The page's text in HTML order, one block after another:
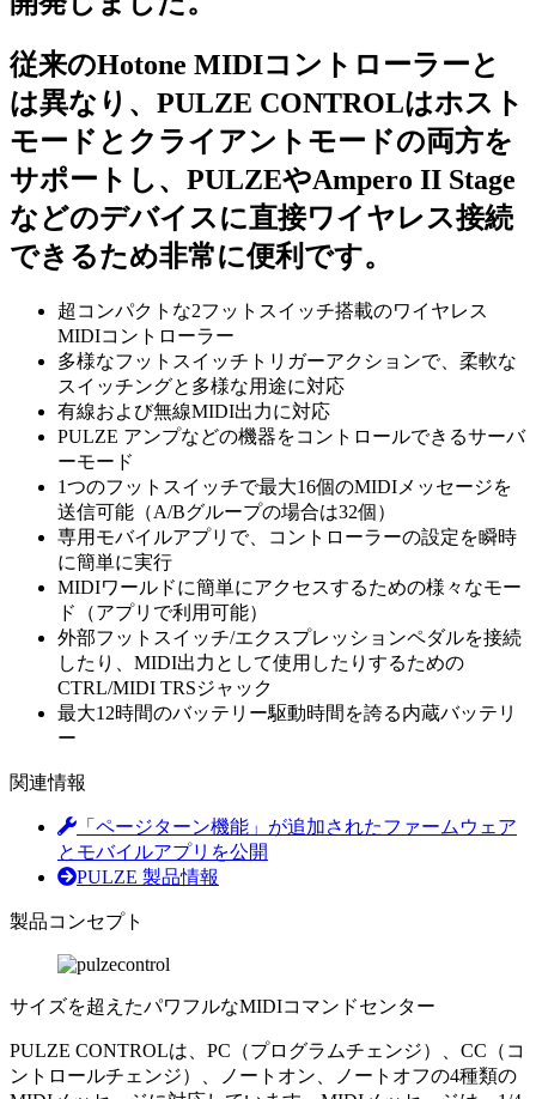
従来のHotone MIDIコントローラーと
は異なり、PULZE CONTROLはホスト
モードとクライアントモードの両方を
サポートし、PULZEやAmpero II Stage
などのデバイスに直接ワイヤレス接続
できるため非常に便利です。
超コンパクトな2フットスイッチ搭載のワイヤレス
MIDIコントローラー
多様なフットスイッチトリガーアクションで、柔軟な
スイッチングと多様な用途に対応
有線および無線MIDI出力に対応
PULZE アンプなどの機器をコントロールできるサーバ
ーモード
1つのフットスイッチで最大16個のMIDIメッセージを
送信可能（A/Bグループの場合は32個）
専用モバイルアプリで、コントローラーの設定を瞬時
に簡単に実行
MIDIワールドに簡単にアクセスするための様々なモー
ド（アプリで利用可能）
外部フットスイッチ/エクスプレッションペダルを接続
したり、MIDI出力として使用したりするための
CTRL/MIDI TRSジャック
最大12時間のバッテリー駆動時間を誇る内蔵バッテリ
ー
関連情報
「ページターン機能」が追加されたファームウェア
とモバイルアプリを公開
PULZE 製品情報
製品コンセプト
サイズを超えたパワフルなMIDIコマンドセンター
PULZE CONTROLは、PC（プログラムチェンジ）、CC（コ
ントロールチェンジ）、ノートオン、ノートオフの4種類の